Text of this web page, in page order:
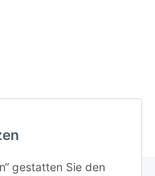
gestatten Sie den